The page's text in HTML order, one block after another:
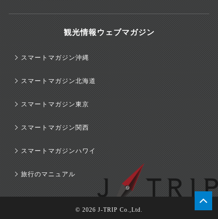
観光情報ウェブマガジン
スマートマガジン沖縄
スマートマガジン北海道
スマートマガジン東京
スマートマガジン関西
スマートマガジンハワイ
旅行のマニュアル
© 2026 J-TRIP Co.,Ltd.